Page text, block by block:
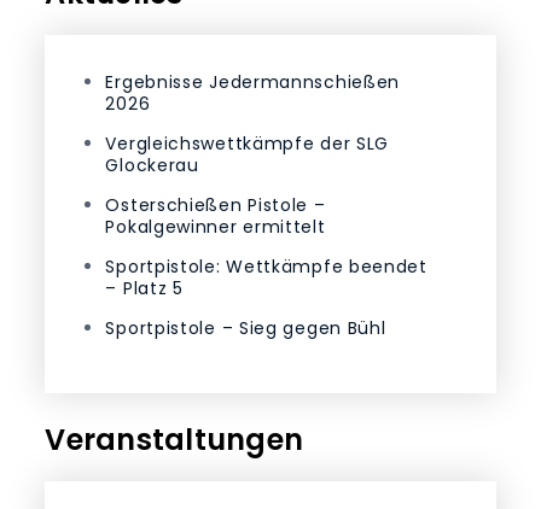
Ergebnisse Jedermannschießen
2026
Vergleichswettkämpfe der SLG
Glockerau
Osterschießen Pistole –
Pokalgewinner ermittelt
Sportpistole: Wettkämpfe beendet
– Platz 5
Sportpistole – Sieg gegen Bühl
Veranstaltungen